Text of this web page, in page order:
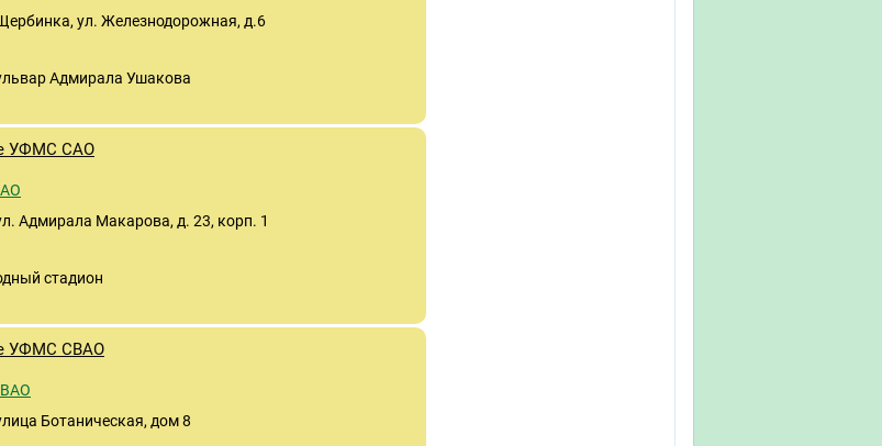
ул. Железнодорожная, д.6
Адмирала Ушакова
УФМС САО
Адмирала Макарова, д. 23, корп. 1
стадион
УФМС СВАО
Ботаническая, дом 8